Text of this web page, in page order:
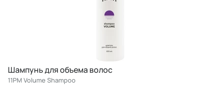
Шампунь для объема волос
11PM Volume Shampoo